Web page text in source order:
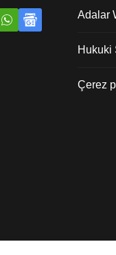
Adalar
Hukuki
Çerez